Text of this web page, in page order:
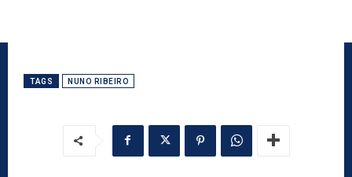
TAGS NUNO RIBEIRO